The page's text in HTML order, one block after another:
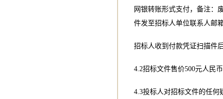
网银转账形式支付，备注：
件发至招标人单位联系人邮
招标人收到付款凭证扫描件
4.2招标文件售价500元人民
4.3投标人对招标文件的任